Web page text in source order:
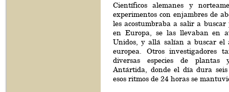
Científicos alemanes y
experimentos con enjambres de
les acostumbraba a salir a
en Europa, se las llevaban en
Unidos, y allá salían a buscar el
europea. Otros investigadores
diversas especies de
Antártida, donde el día dura
esos ritmos de 24 horas se